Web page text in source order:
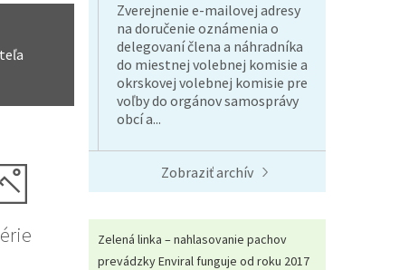
Zverejnenie e-mailovej adresy
na doručenie oznámenia o
delegovaní člena a náhradníka
do miestnej volebnej komisie a
okrskovej volebnej komisie pre
voľby do orgánov samosprávy
obcí a...
Zobraziť archív
Zelená linka – nahlasovanie pachov
prevádzky Enviral funguje od roku 2017